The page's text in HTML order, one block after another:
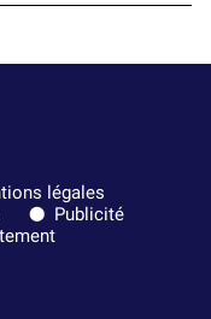
légales
Publicité